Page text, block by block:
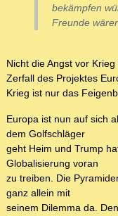
bekämpfen
Freunde
Nicht die Angst vor
Zerfall des Projektes
Krieg ist nur das
Europa ist nun auf sich
dem Golfschläger
geht Heim und Trump
Globalisierung voran
zu treiben. Die
ganz allein mit
seinem Dilemma da.